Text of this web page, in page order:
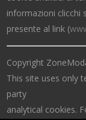
informazioni clicchi
presente al link (
Copyright
This site uses only
party
analytical cookies.